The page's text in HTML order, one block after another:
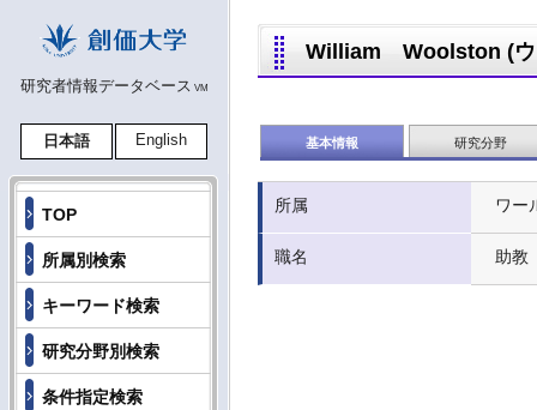
研究者情報データベース VM
日本語 English
TOP
所属別検索
キーワード検索
研究分野別検索
条件指定検索
William Woolston (ウ
基本情報 研究分野
所属 ワー
職名 助教